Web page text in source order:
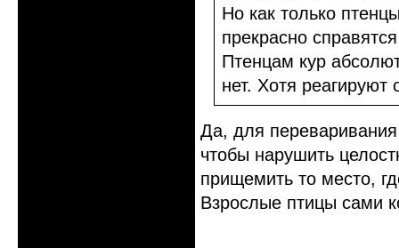
Но как только
прекрасно
Птенцам кур
нет. Хотя
Да, для
чтобы нарушить
прищемить то место,
Взрослые птицы сами